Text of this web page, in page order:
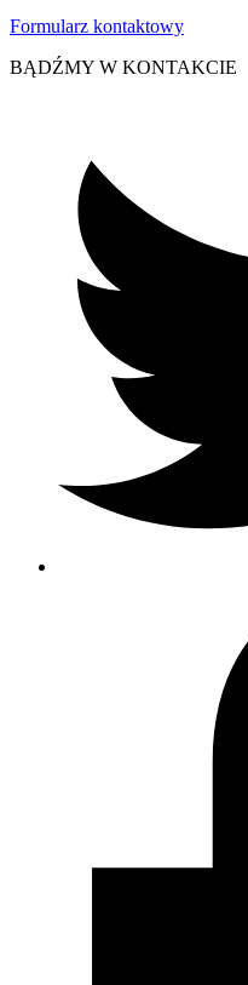
Formularz kontaktowy
BĄDŹMY W KONTAKCIE